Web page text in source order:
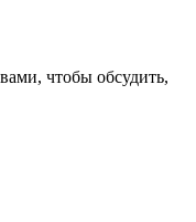
чтобы обсудить,